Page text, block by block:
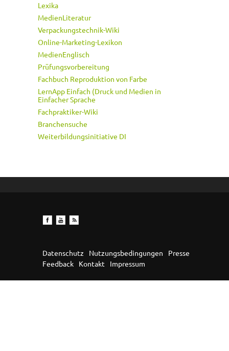
Lexika
MedienLiteratur
Verpackungstechnik-Wiki
Online-Marketing-Lexikon
MedienEnglisch
Prüfungsvorbereitung
Fachbuch Reproduktion von Farbe
LernApp Einfach (Druck und Medien in
Einfacher Sprache
Fachpraktiker-Wiki
Branchensuche
Weiterbildungsinitiative DI
Datenschutz Nutzungsbedingungen
Presse
Feedback
Kontakt Impressum